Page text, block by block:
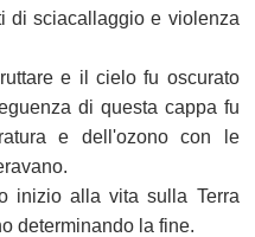
di sciacallaggio e violenza
e il cielo fu oscurato
di questa cappa fu
e dell'ozono con le
inizio alla vita sulla Terra
determinando la fine.